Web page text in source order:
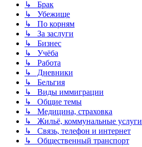
↳ Брак
↳ Убежище
↳ По корням
↳ За заслуги
↳ Бизнес
↳ Учёба
↳ Работа
↳ Дневники
↳ Бельгия
↳ Виды иммиграции
↳ Общие темы
↳ Медицина, страховка
↳ Жильё, коммунальные услуги
↳ Связь, телефон и интернет
↳ Общественный транспорт